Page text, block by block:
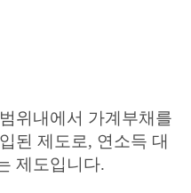
위내에서 가계부채를
된 제도로, 연소득 대
제도입니다.